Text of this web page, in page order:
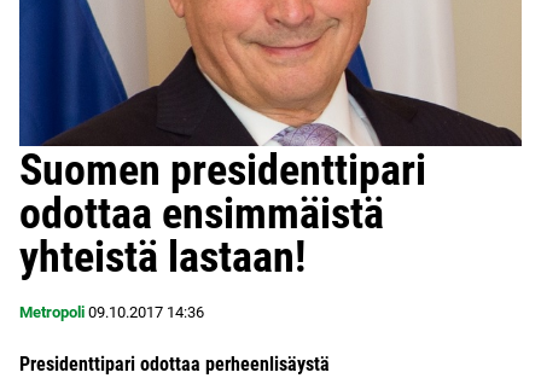
Suomen presidenttipari
odottaa ensimmäistä
yhteistä lastaan!
Metropoli 09.10.2017 14:36
Presidenttipari odottaa perheenlisäystä